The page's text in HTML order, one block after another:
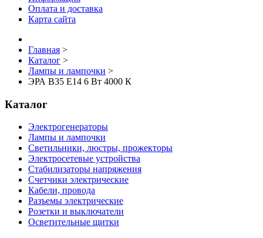
Оплата и доставка
Карта сайта
Главная >
Каталог >
Лампы и лампочки >
ЭРА B35 E14 6 Вт 4000 К
Каталог
Электрогенераторы
Лампы и лампочки
Светильники, люстры, прожекторы
Электросетевые устройства
Стабилизаторы напряжения
Счетчики электрические
Кабели, провода
Разъемы электрические
Розетки и выключатели
Осветительные щитки